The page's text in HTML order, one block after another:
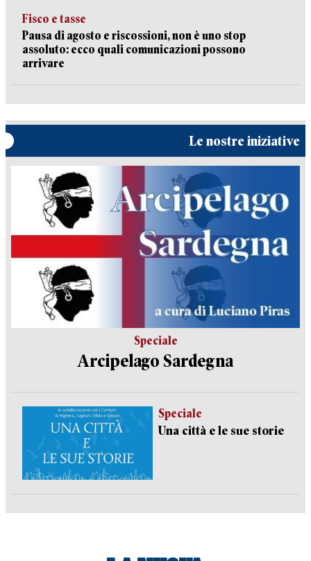
Fisco e tasse
Pausa di agosto e riscossioni, non è uno stop
assoluto: ecco quali comunicazioni possono
arrivare
Le nostre iniziative
Speciale
Arcipelago Sardegna
Speciale
Una città e le sue storie